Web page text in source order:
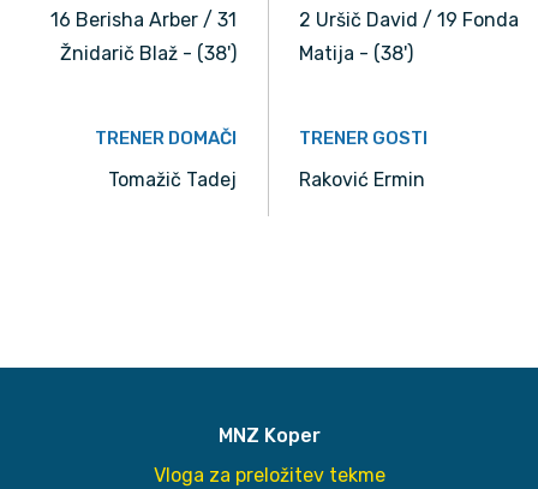
16 Berisha Arber / 31
Žnidarič Blaž - (38')
2 Uršič David / 19 Fonda
Matija - (38')
TRENER DOMAČI
Tomažič Tadej
TRENER GOSTI
Raković Ermin
MNZ Koper
Vloga za preložitev tekme